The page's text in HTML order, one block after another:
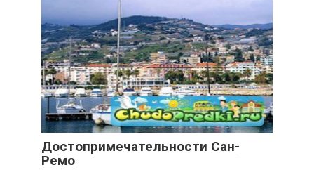
Достопримечательности Сан-
Ремо